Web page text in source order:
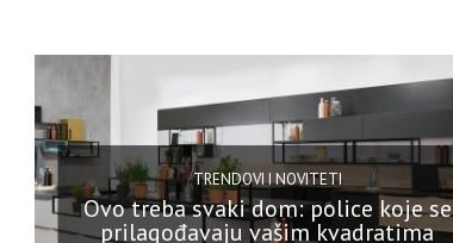
TRENDOVI I NOVITETI
Ovo treba svaki dom: police koje se
prilagođavaju vašim kvadratima